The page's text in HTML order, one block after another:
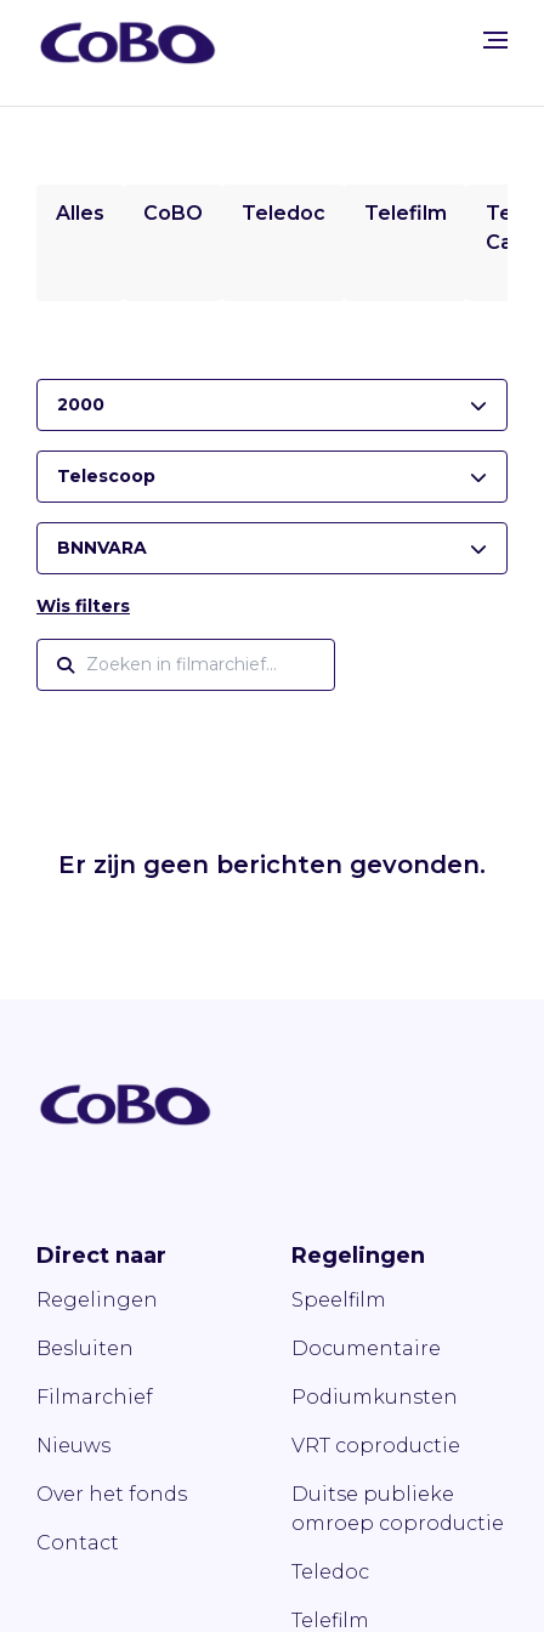
Alles CoBO Teledoc Telefilm
2000
Telescoop
BNNVARA
Wis filters
Er zijn geen berichten gevonden.
Direct naar
Regelingen
Besluiten
Filmarchief
Nieuws
Over het fonds
Contact
Regelingen
Speelfilm
Documentaire
Podiumkunsten
VRT coproductie
Duitse publieke
omroep coproductie
Teledoc
Telefilm